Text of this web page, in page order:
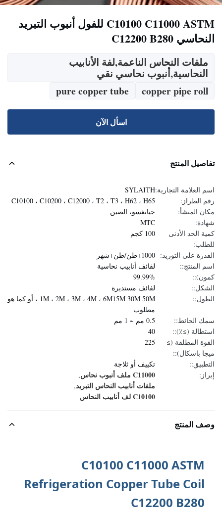
C10100 C11000 ASTM للفول أنبوب التبريد
النحاسي C12200 B280
ملفات النحاس الناعمة,لفة الأنابيب
النحاسية,أنبوب نحاسي نقي
copper pipe roll
pure copper tube
اسأل الآن
تفاصيل المنتج
اسم العلامة التجارية:SYLAITH
رقم الطراز:
C10100 ، C10200 ، C12000 ، T2 ، T3 ، H62 ، H65
مكان المنشأ:
جيانغسو، الصين
شهادة:
MTC
كمية الحد الأدنى
للطلب:
100 كجم
القدرة على التوريد: 1000+طن/طن+شهر
اسم المنتج::
لفائف أنابيب نحاسية
كمون)::
99.99%
الشكل::
لفائف مستديرة
الطول::
1M ، 2M ، 3M ، 4M ، 6M15M 30M 50M ، أو كما هو
مطلوب
سمك الحائط::
0.5 مم ~ 1 مم
استطالة (≥٪)::
40
القوة المطلقة (≥
ميجا باسكال)::
225
التطبيق::
تكييف أو ثلاجة
إبراز:
C11000 ملف أنبوب نحاس ,
ملفات أنابيب النحاس التبريد,
C10100 لف أنابيب النحاس
وصف المنتج
C10100 C11000 ASTM
Refrigeration Copper Tube Coil
C12200 B280